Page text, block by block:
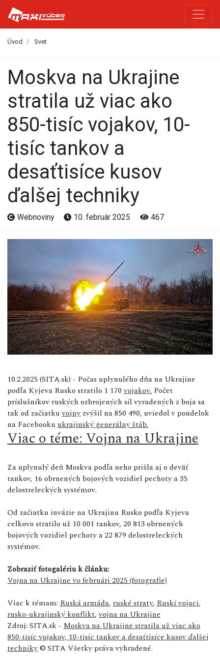
Úvod Svet
Moskva na Ukrajine
stratila už viac ako
850-tisíc vojakov, 10-
tisíc tankov a
desaťtisíce kusov
ďalšej techniky
Webnoviny 10. február 2025 467
10.2.2025 (SITA.sk) - Počas uplynulého dňa na Ukrajine
podľa Kyjeva Rusko stratilo 1 170vojakov. Počet
príslušníkov ruských ozbrojených síl vyradených z boja sa
tak od začiatkuvojny zvýšil na 850 490, uviedol v pondelok
na Facebooku ukrajinský generálny štáb.
Viac o téme: Vojna na Ukrajine
Za uplynulý deň Moskva podľa neho prišla aj o deväť
tankov, 16 obrnených bojových vozidiel pechoty a 35
delostreleckých systémov.
Od začiatku invázie na Ukrajinu Rusko podľa Kyjeva
celkovo stratilo už 10 001 tankov, 20 813 obrnených
bojových vozidiel pechoty a 22 879 delostreleckých
systémov.
Zobraziť fotogalériu k článku:
Vojna na Ukrajine vo februári 2025 (fotografie)
Viac k témam: Ruská armáda, ruské straty, Ruskí vojaci,
rusko-ukrajinský konflikt,vojna na Ukrajine
Zdroj: SITA.sk - Moskva na Ukrajine stratila už viac ako
850-tisíc vojakov, 10-tisíc tankov a desaťtisíce kusov ďalšej
techniky© SITA Všetky práva vyhradené.